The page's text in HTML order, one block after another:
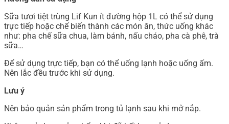
Sữa tươi tiệt trùng Lif Kun ít đường hộp 1L có thể sử dụng
trực tiếp hoặc chế biến thành các món ăn, thức uống khác
như: pha chế sữa chua, làm bánh, nấu cháo, pha cà phê, trà
sữa…
Để sử dụng trực tiếp, bạn có thể uống lạnh hoặc uống ấm.
Nên lắc đều trước khi sử dụng.
Lưu ý
Nên bảo quản sản phẩm trong tủ lạnh sau khi mở nắp.